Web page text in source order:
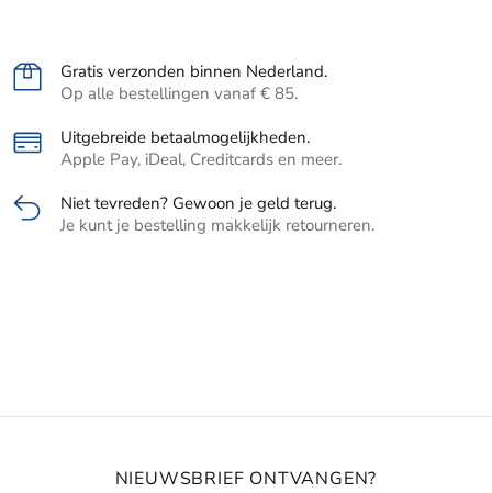
Gratis verzonden binnen Nederland.
Op alle bestellingen vanaf € 85.
Uitgebreide betaalmogelijkheden.
Apple Pay, iDeal, Creditcards en meer.
Niet tevreden? Gewoon je geld terug.
Je kunt je bestelling makkelijk retourneren.
NIEUWSBRIEF ONTVANGEN?